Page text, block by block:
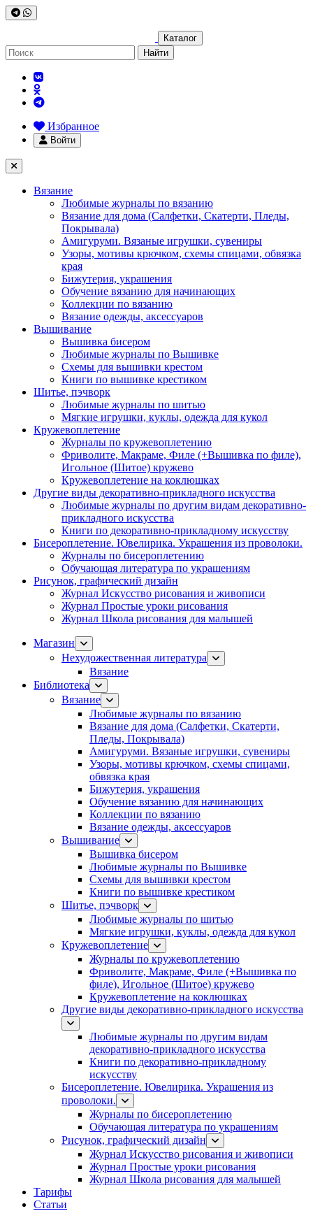
Каталог
Найти
Избранное
Войти
Вязание
Любимые журналы по вязанию
Вязание для дома (Салфетки, Скатерти, Пледы,
Покрывала)
Амигуруми. Вязаные игрушки, сувениры
Узоры, мотивы крючком, схемы спицами, обвязка
края
Бижутерия, украшения
Обучение вязанию для начинающих
Коллекции по вязанию
Вязание одежды, аксессуаров
Вышивание
Вышивка бисером
Любимые журналы по Вышивке
Схемы для вышивки крестом
Книги по вышивке крестиком
Шитье, пэчворк
Любимые журналы по шитью
Мягкие игрушки, куклы, одежда для кукол
Кружевоплетение
Журналы по кружевоплетению
Фриволите, Макраме, Филе (+Вышивка по филе),
Игольное (Шитое) кружево
Кружевоплетение на коклюшках
Другие виды декоративно-прикладного искусства
Любимые журналы по другим видам декоративно-
прикладного искусства
Книги по декоративно-прикладному искусству
Бисероплетение. Ювелирика. Украшения из проволоки.
Журналы по бисероплетению
Обучающая литература по украшениям
Рисунок, графический дизайн
Журнал Искусство рисования и живописи
Журнал Простые уроки рисования
Журнал Школа рисования для малышей
Магазин
Нехудожественная литература
Вязание
Библиотека
Вязание
Любимые журналы по вязанию
Вязание для дома (Салфетки, Скатерти,
Пледы, Покрывала)
Амигуруми. Вязаные игрушки, сувениры
Узоры, мотивы крючком, схемы спицами,
обвязка края
Бижутерия, украшения
Обучение вязанию для начинающих
Коллекции по вязанию
Вязание одежды, аксессуаров
Вышивание
Вышивка бисером
Любимые журналы по Вышивке
Схемы для вышивки крестом
Книги по вышивке крестиком
Шитье, пэчворк
Любимые журналы по шитью
Мягкие игрушки, куклы, одежда для кукол
Кружевоплетение
Журналы по кружевоплетению
Фриволите, Макраме, Филе (+Вышивка по
филе), Игольное (Шитое) кружево
Кружевоплетение на коклюшках
Другие виды декоративно-прикладного искусства
Любимые журналы по другим видам
декоративно-прикладного искусства
Книги по декоративно-прикладному
искусству
Бисероплетение. Ювелирика. Украшения из
проволоки.
Журналы по бисероплетению
Обучающая литература по украшениям
Рисунок, графический дизайн
Журнал Искусство рисования и живописи
Журнал Простые уроки рисования
Журнал Школа рисования для малышей
Тарифы
Статьи